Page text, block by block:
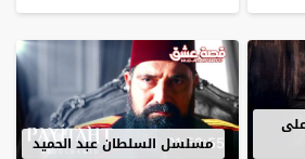
01:52:55
مسلسل السلطان عبد الحميد